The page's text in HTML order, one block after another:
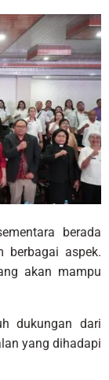
berada
berbagai aspek.
akan mampu
dukungan dari
yang dihadapi